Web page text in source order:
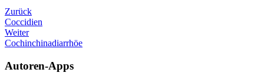
Zurück
Coccidien
Weiter
Cochinchinadiarrhöe
Autoren-Apps